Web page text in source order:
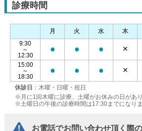
診療時間
休診日 ：木曜・日曜・祝日
※月に1回木曜に診療、土曜がお休みの日があり
※土曜日の午後の診療時間は17:30までになりま
月 火 水 木
9:30
～
12:30
● ● ● ×
15:00
～
18:30
● ● ● ×
お電話でお問い合わせ頂く際